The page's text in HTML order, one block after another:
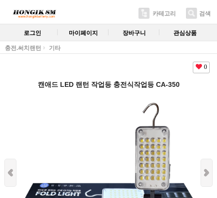
카테고리 검색
로그인 마이페이지 장바구니 관심상품
충전.써치랜턴 기타
0
캔애드 LED 랜턴 작업등 충전식작업등 CA-350